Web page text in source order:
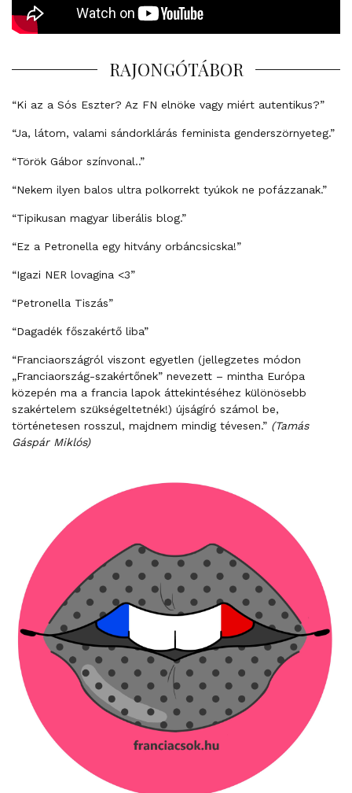
RAJONGÓTÁBOR
“Ki az a Sós Eszter? Az FN elnöke vagy miért autentikus?”
“Ja, látom, valami sándorklárás feminista genderszörnyeteg.”
“Török Gábor színvonal..”
“Nekem ilyen balos ultra polkorrekt tyúkok ne pofázzanak.”
“Tipikusan magyar liberális blog.”
“Ez a Petronella egy hitvány orbáncsicska!”
“Igazi NER lovagina <3”
“Petronella Tiszás”
“Dagadék főszakértő liba”
“Franciaországról viszont egyetlen (jellegzetes módon
„Franciaország-szakértőnek” nevezett – mintha Európa
közepén ma a francia lapok áttekintéséhez különösebb
szakértelem szükségeltetnék!) újságíró számol be,
történetesen rosszul, majdnem mindig tévesen.” (Tamás
Gáspár Miklós)